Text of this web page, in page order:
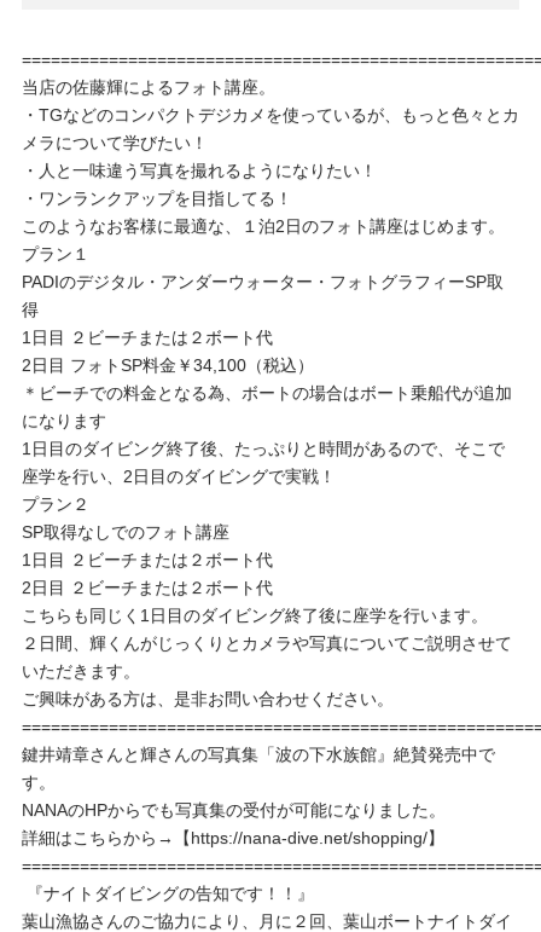
当店の佐藤輝によるフォト講座。
・TGなどのコンパクトデジカメを使っているが、もっと色々とカ
メラについて学びたい！
・人と一味違う写真を撮れるようになりたい！
・ワンランクアップを目指してる！
このようなお客様に最適な、１泊2日のフォト講座はじめます。
プラン１
PADIのデジタル・アンダーウォーター・フォトグラフィーSP取
得
1日目 ２ビーチまたは２ボート代
2日目 フォトSP料金￥34,100（税込）
＊ビーチでの料金となる為、ボートの場合はボート乗船代が追加
になります
1日目のダイビング終了後、たっぷりと時間があるので、そこで
座学を行い、2日目のダイビングで実戦！
プラン２
SP取得なしでのフォト講座
1日目 ２ビーチまたは２ボート代
2日目 ２ビーチまたは２ボート代
こちらも同じく1日目のダイビング終了後に座学を行います。
２日間、輝くんがじっくりとカメラや写真についてご説明させて
いただきます。
ご興味がある方は、是非お問い合わせください。
鍵井靖章さんと輝さんの写真集「波の下水族館』絶賛発売中で
す。
NANAのHPからでも写真集の受付が可能になりました。
詳細はこちらから→【https://nana-dive.net/shopping/】
『ナイトダイビングの告知です！！』
葉山漁協さんのご協力により、月に２回、葉山ボートナイトダイ